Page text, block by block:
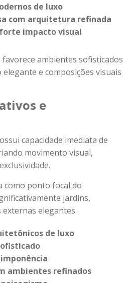
de luxo
com arquitetura refinada
impacto visual
ambientes sofisticados
e composições visuais
e
capacidade imediata de
movimento visual,
como ponto focal do
jardins,
elegantes.
de luxo
ambientes refinados